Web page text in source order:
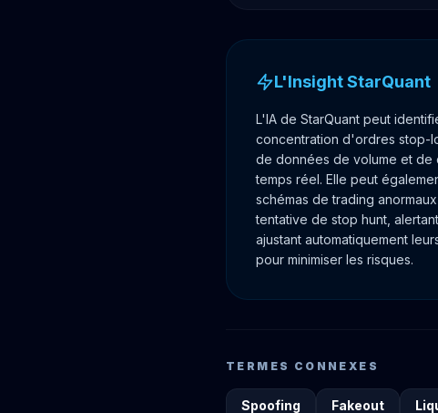
L'Insight StarQuant
L'IA de StarQuant peut
concentration d'ordres stop-
de données de volume et de
temps réel. Elle peut
schémas de trading
tentative de stop hunt,
ajustant automatiquement
pour minimiser les risques.
TERMES CONNEXES
Spoofing Fakeout